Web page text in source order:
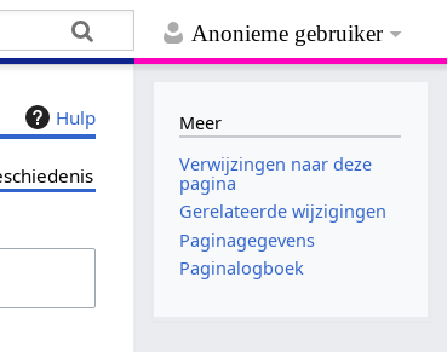
Anonieme gebruiker
Hulp
Meer
Verwijzingen naar deze
pagina
Gerelateerde wijzigingen
Paginagegevens
Paginalogboek